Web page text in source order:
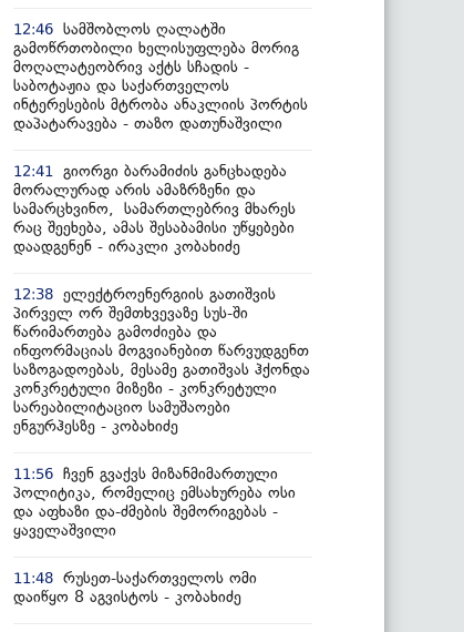
12:46 სამშობლოს ღალატში
გამოწრთობილი ხელისუფლება მორიგ
მოღალატეობრივ აქტს სჩადის -
საბოტაჟია და საქართველოს
ინტერესების მტრობა ანაკლიის პორტის
დაპატარავება - თაზო დათუნაშვილი
12:41
გიორგი ბარამიძის განცხადება
მორალურად არის ამაზრზენი და
სამარცხვინო, სამართლებრივ მხარეს
რაც შეეხება, ამას შესაბამისი უწყებები
დაადგენენ - ირაკლი კობახიძე
12:38 ელექტროენერგიის გათიშვის
პირველ ორ შემთხვევაზე სუს-ში
წარიმართება გამოძიება და
ინფორმაციას მოგვიანებით წარვუდგენთ
საზოგადოებას, მესამე გათიშვას ჰქონდა
კონკრეტული მიზეზი - კონკრეტული
სარეაბილიტაციო სამუშაოები
ენგურჰესზე - კობახიძე
11:56 ჩვენ გვაქვს მიზანმიმართული
პოლიტიკა, რომელიც ემსახურება ოსი
და აფხაზი და-ძმების შემორიგებას -
ყაველაშვილი
11:48 რუსეთ-საქართველოს ომი
დაიწყო 8 აგვისტოს - კობახიძე